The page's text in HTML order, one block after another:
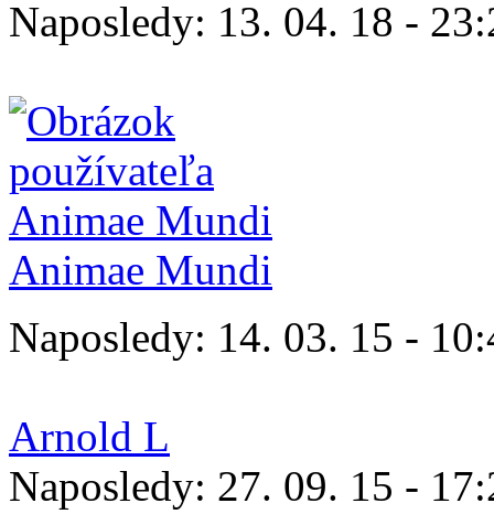
Naposledy: 13. 04. 18 -
Animae Mundi
Naposledy: 14. 03. 15 -
Arnold L
Naposledy: 27. 09. 15 -